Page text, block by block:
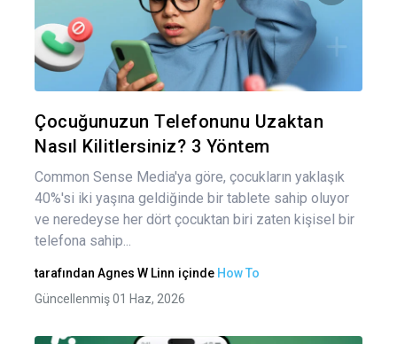
Çocuğunuzun Telefonunu Uzaktan
Nasıl Kilitlersiniz? 3 Yöntem
Common Sense Media'ya göre, çocukların yaklaşık
40%'si iki yaşına geldiğinde bir tablete sahip oluyor
ve neredeyse her dört çocuktan biri zaten kişisel bir
telefona sahip...
tarafından Agnes W Linn içinde How To
Güncellenmiş 01 Haz, 2026